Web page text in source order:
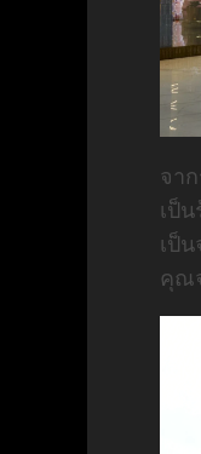
จา
เป็
เป็
คุณ